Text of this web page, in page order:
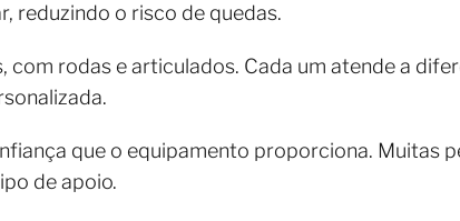
reduzindo o risco de quedas.
com rodas e articulados. Cada um atende a
que o equipamento proporciona. Muitas
de apoio.